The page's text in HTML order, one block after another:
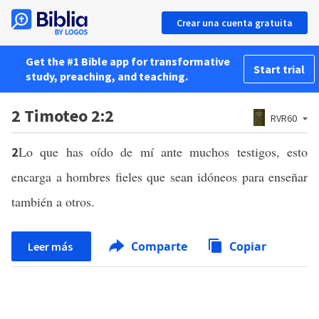
Crear una cuenta gratuita
Get the #1 Bible app for transformative
study, preaching, and teaching.
Start trial
2 Timoteo 2:2 RVR60
2Lo que has oído de mí ante muchos testigos, esto
encarga a hombres fieles que sean idóneos para enseñar
también a otros.
Leer más Comparte Copiar